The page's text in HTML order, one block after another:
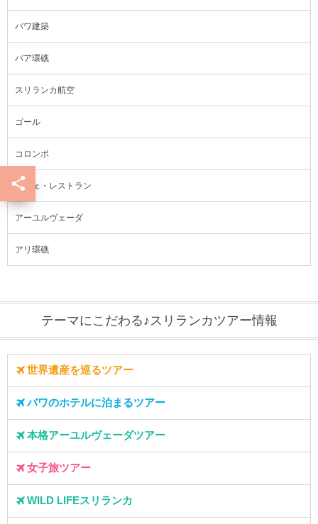
バワ建築
バア環礁
スリランカ航空
ゴール
コロンボ
カフェ・レストラン
アーユルヴェーダ
アリ環礁
テーマにこだわる♪スリランカツアー情報
世界遺産を巡るツアー
バワのホテルに泊まるツアー
本格アーユルヴェーダツアー
女子旅ツアー
WILD LIFEスリランカ